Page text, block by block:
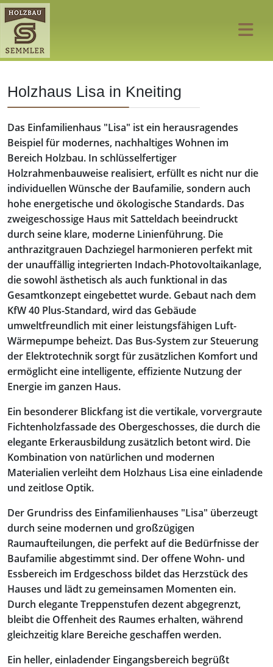
Holzhaus Lisa in Kneiting
Das Einfamilienhaus "Lisa" ist ein herausragendes
Beispiel für modernes, nachhaltiges Wohnen im
Bereich Holzbau. In schlüsselfertiger
Holzrahmenbauweise realisiert, erfüllt es nicht nur die
individuellen Wünsche der Baufamilie, sondern auch
hohe energetische und ökologische Standards. Das
zweigeschossige Haus mit Satteldach beeindruckt
durch seine klare, moderne Linienführung. Die
anthrazitgrauen Dachziegel harmonieren perfekt mit
der unauffällig integrierten Indach-Photovoltaikanlage,
die sowohl ästhetisch als auch funktional in das
Gesamtkonzept eingebettet wurde. Gebaut nach dem
KfW 40 Plus-Standard, wird das Gebäude
umweltfreundlich mit einer leistungsfähigen Luft-
Wärmepumpe beheizt. Das Bus-System zur Steuerung
der Elektrotechnik sorgt für zusätzlichen Komfort und
ermöglicht eine intelligente, effiziente Nutzung der
Energie im ganzen Haus.
Ein besonderer Blickfang ist die vertikale, vorvergraute
Fichtenholzfassade des Obergeschosses, die durch die
elegante Erkerausbildung zusätzlich betont wird. Die
Kombination von natürlichen und modernen
Materialien verleiht dem Holzhaus Lisa eine einladende
und zeitlose Optik.
Der Grundriss des Einfamilienhauses "Lisa" überzeugt
durch seine modernen und großzügigen
Raumaufteilungen, die perfekt auf die Bedürfnisse der
Baufamilie abgestimmt sind. Der offene Wohn- und
Essbereich im Erdgeschoss bildet das Herzstück des
Hauses und lädt zu gemeinsamen Momenten ein.
Durch elegante Treppenstufen dezent abgegrenzt,
bleibt die Offenheit des Raumes erhalten, während
gleichzeitig klare Bereiche geschaffen werden.
Ein heller, einladender Eingangsbereich begrüßt